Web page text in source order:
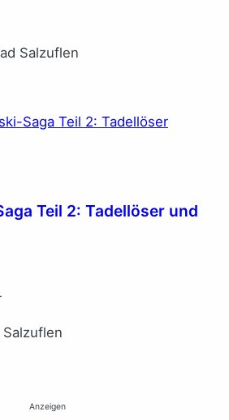
Salzuflen
Teil 2: Ta­del­l­öser und
Anzeigen